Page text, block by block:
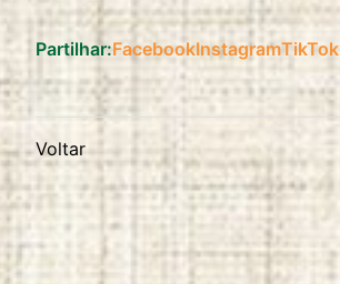
Partilhar:FacebookInstagramTikTok
Voltar